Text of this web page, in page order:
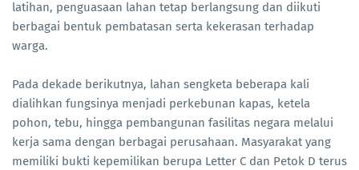
latihan, penguasaan lahan tetap berlangsung dan diikuti
berbagai bentuk pembatasan serta kekerasan terhadap
warga.
Pada dekade berikutnya, lahan sengketa beberapa kali
dialihkan fungsinya menjadi perkebunan kapas, ketela
pohon, tebu, hingga pembangunan fasilitas negara melalui
kerja sama dengan berbagai perusahaan. Masyarakat yang
memiliki bukti kepemilikan berupa Letter C dan Petok D terus